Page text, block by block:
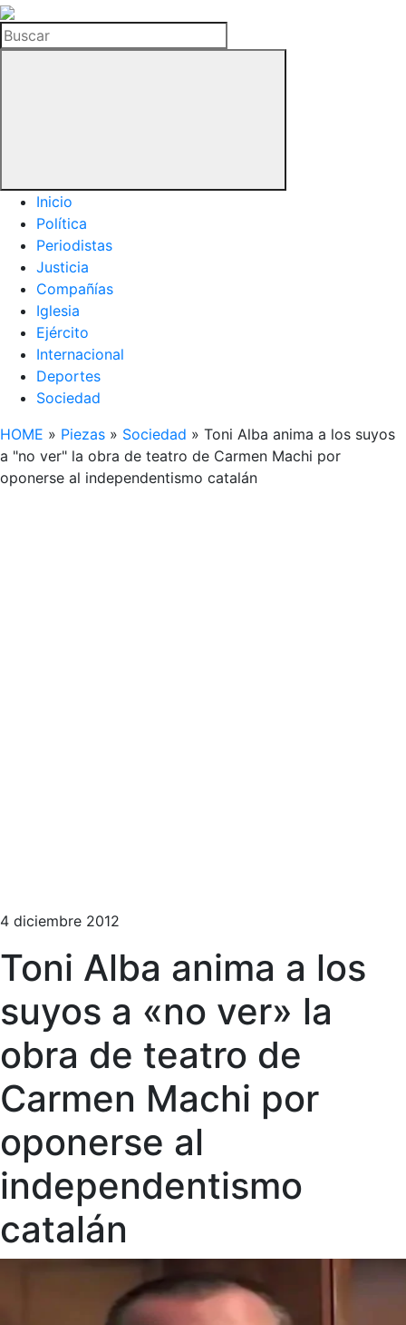
La
Hemeroteca
del
Buscar
Inicio
Política
Periodistas
Justicia
Compañías
Iglesia
Ejército
Internacional
Deportes
Sociedad
HOME » Piezas » Sociedad » Toni Alba anima a los suyos
a "no ver" la obra de teatro de Carmen Machi por
oponerse al independentismo catalán
4 diciembre 2012
Toni Alba anima a los
suyos a «no ver» la
obra de teatro de
Carmen Machi por
oponerse al
independentismo
catalán